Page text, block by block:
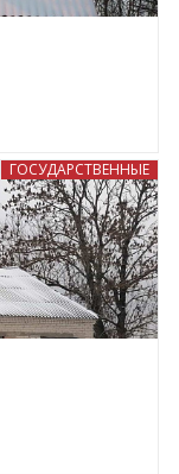
ГОСУДАРСТВЕННЫЕ